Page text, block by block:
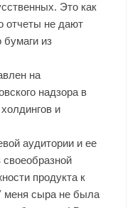
Это как
отчеты не дают
бумаги из
на
надзора в
и
аудитории и ее
продукта к
меня сыра не была